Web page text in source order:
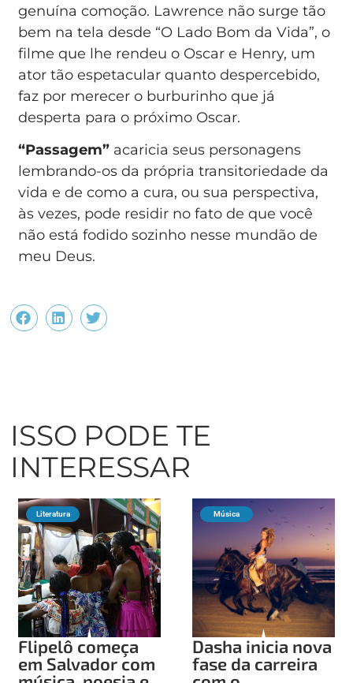
genuína comoção. Lawrence não surge tão
bem na tela desde “O Lado Bom da Vida”, o
filme que lhe rendeu o Oscar e Henry, um
ator tão espetacular quanto despercebido,
faz por merecer o burburinho que já
desperta para o próximo Oscar.
“Passagem” acaricia seus personagens
lembrando-os da própria transitoriedade da
vida e de como a cura, ou sua perspectiva,
às vezes, pode residir no fato de que você
não está fodido sozinho nesse mundão de
meu Deus.
ISSO PODE TE
INTERESSAR
Literatura
Flipelô começa
em Salvador com
Música
Dasha inicia nova
fase da carreira